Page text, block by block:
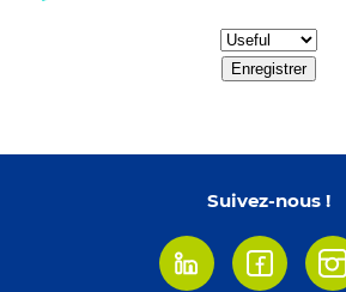
Enregistrer
Suivez-nous !
LinkedinFacebook